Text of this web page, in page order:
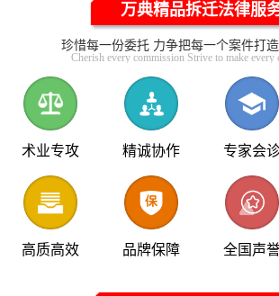
万典精品拆迁法律服
珍惜每一份委托 力争把每一个案件打
Cherish every commission Strive to make every
术业专攻 精诚协作 专家会
高质高效 品牌保障 全国声